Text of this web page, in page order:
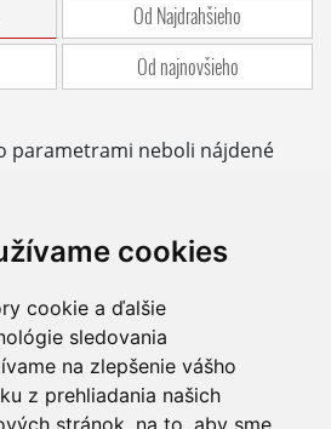
cookies
cookie a ďalšie
sledovania
na zlepšenie vášho
z prehliadania našich
stránok, na to, aby sme
Od Najdrahšieho
Od najnovšieho
parametrami neboli nájdené